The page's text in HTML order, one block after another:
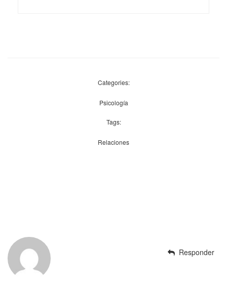
Categories:
Psicología
Tags:
Relaciones
Responder